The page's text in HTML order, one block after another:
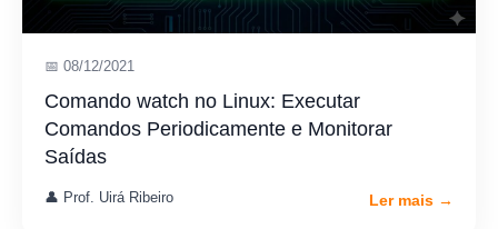
📅 08/12/2021
Comando watch no Linux: Executar
Comandos Periodicamente e Monitorar
Saídas
👤 Prof. Uirá Ribeiro Ler mais →